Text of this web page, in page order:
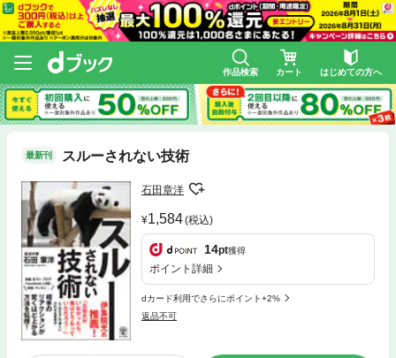
作品検索 カート はじめての方へ
最新刊 スルーされない技術
石田章洋
1,584(税込)
14pt獲得
ポイント詳細
dカード利用でさらにポイント+2%
返品不可